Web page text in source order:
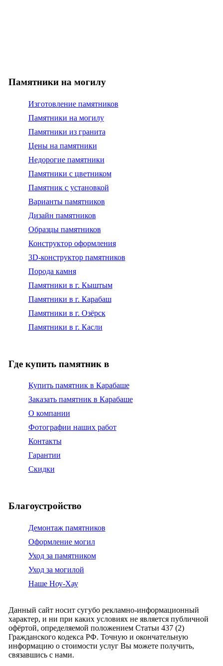
Памятники на могилу
Изготовление памятников
Памятники на могилу
Памятники из гранита
Цены на памятники
Недорогие памятники
Памятники с цветником
Памятник с установкой
Варианты памятников
Дизайн памятников
Образцы памятников
Конструктор оформления
3D-конструктор памятников
Порода камня
Памятники в г. Кыштым
Памятники в г. Карабаш
Памятники в г. Озёрск
Памятники в г. Касли
Где купить памятник в
Купить памятник в Карабаше
Заказать памятник в Карабаше
О компании
Фотографии наших работ
Контакты
Гарантии
Скидки
Благоустройство
Демонтаж памятников
Оформление могил
Уход за памятником
Уход за могилой
Наше Ноу-Хау
Данный сайт носит сугубо рекламно-информационный
характер, и ни при каких условиях не является публичной
офёртой, определяемой положением Статьи 437 (2)
Гражданского кодекса РФ. Точную и окончательную
информацию о стоимости услуг Вы можете получить,
связавшись с нами.